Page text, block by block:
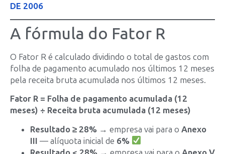
DE 2006
A fórmula do Fator R
O Fator R é calculado dividindo o total de gastos com
folha de pagamento acumulado nos últimos 12 meses
pela receita bruta acumulada nos últimos 12 meses.
Fator R = Folha de pagamento acumulada (12
meses) ÷ Receita bruta acumulada (12 meses)
Resultado ≥ 28% → empresa vai para o Anexo
III — alíquota inicial de 6%